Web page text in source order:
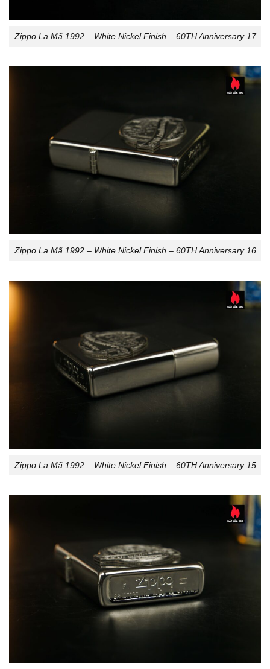
Zippo La Mã 1992 – White Nickel Finish – 60TH Anniversary 17
Zippo La Mã 1992 – White Nickel Finish – 60TH Anniversary 16
Zippo La Mã 1992 – White Nickel Finish – 60TH Anniversary 15